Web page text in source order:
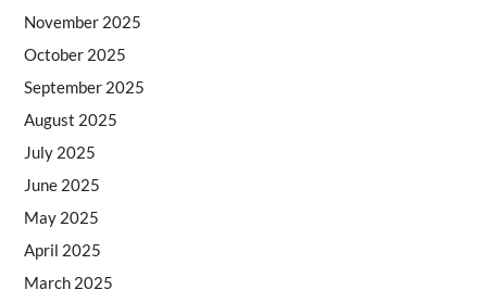
November 2025
October 2025
September 2025
August 2025
July 2025
June 2025
May 2025
April 2025
March 2025